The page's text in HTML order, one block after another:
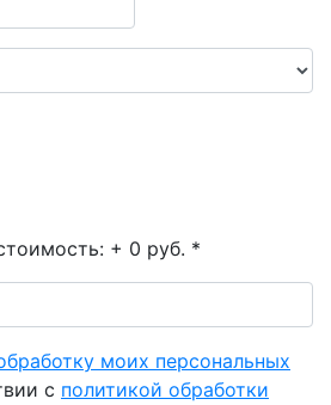
+ 0 руб. *
моих персональных
с политикой обработки